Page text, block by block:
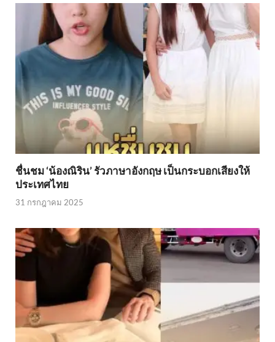
ชื่นชม ‘น้องณิริน’ รัวภาษาอังกฤษ เป็นกระบอกเสียงให้
ประเทศไทย
31 กรกฎาคม 2025